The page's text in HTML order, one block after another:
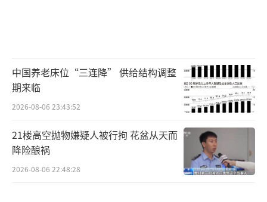
五价砷化合物，和水果同食后会发生化学作
用，水果中的维生素C作为还原剂，将无毒的五
价砷转变为有毒的三价砷，也就是我们所知的
砒霜。听听多可怕~
然而能被维生素C还原产生砒霜的无机砷在
虾中含量非常低，而且五价砷化合物和维生素C
中国养老床位“三连降” 供给结构调整
期来临
2026-08-06 23:43:52
21楼高空抛物嫌疑人被行拘 花盆从天而
降险酿祸
2026-08-06 22:48:28